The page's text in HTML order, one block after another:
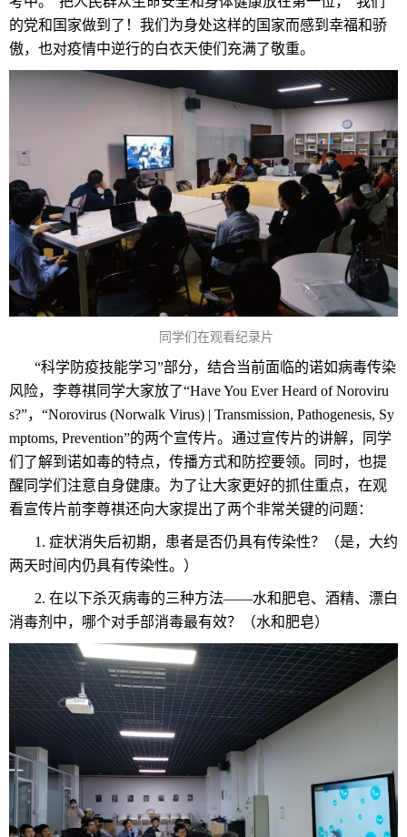
的党和国家做到了！我们为身处这样的国家而感到幸福和骄
傲，也对疫情中逆行的白衣天使们充满了敬重。
同学们在观看纪录片
“科学防疫技能学习”部分，结合当前面临的诺如病毒传染
风险，李尊祺同学大家放了“Have You Ever Heard of Noroviru
s?”，“Norovirus (Norwalk Virus) | Transmission, Pathogenesis, Sy
mptoms, Prevention”的两个宣传片。通过宣传片的讲解，同学
们了解到诺如毒的特点，传播方式和防控要领。同时，也提
醒同学们注意自身健康。为了让大家更好的抓住重点，在观
看宣传片前李尊祺还向大家提出了两个非常关键的问题：
1. 症状消失后初期，患者是否仍具有传染性？（是，大约
两天时间内仍具有传染性。）
2. 在以下杀灭病毒的三种方法——水和肥皂、酒精、漂白
消毒剂中，哪个对手部消毒最有效？（水和肥皂）